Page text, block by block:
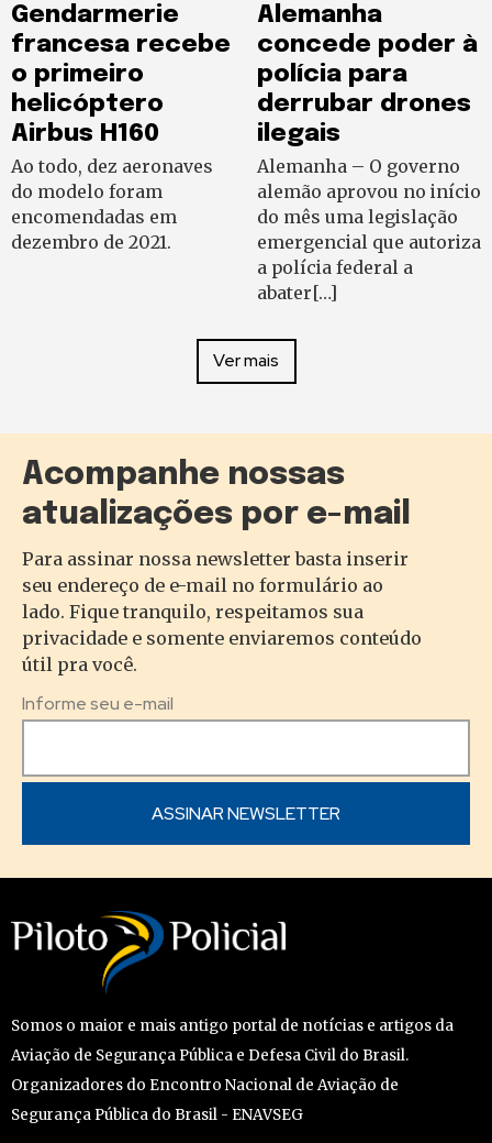
Gendarmerie
francesa recebe
o primeiro
helicóptero
Airbus H160
Ao todo, dez aeronaves
do modelo foram
encomendadas em
dezembro de 2021.
Alemanha
concede poder à
polícia para
derrubar drones
ilegais
Alemanha – O governo
alemão aprovou no início
do mês uma legislação
emergencial que autoriza
a polícia federal a
abater[…]
Ver mais
Acompanhe nossas
atualizações por e-mail
Para assinar nossa newsletter basta inserir
seu endereço de e-mail no formulário ao
lado. Fique tranquilo, respeitamos sua
privacidade e somente enviaremos conteúdo
útil pra você.
Informe seu e-mail
Somos o maior e mais antigo portal de notícias e artigos da
Aviação de Segurança Pública e Defesa Civil do Brasil.
Organizadores do Encontro Nacional de Aviação de
Segurança Pública do Brasil - ENAVSEG